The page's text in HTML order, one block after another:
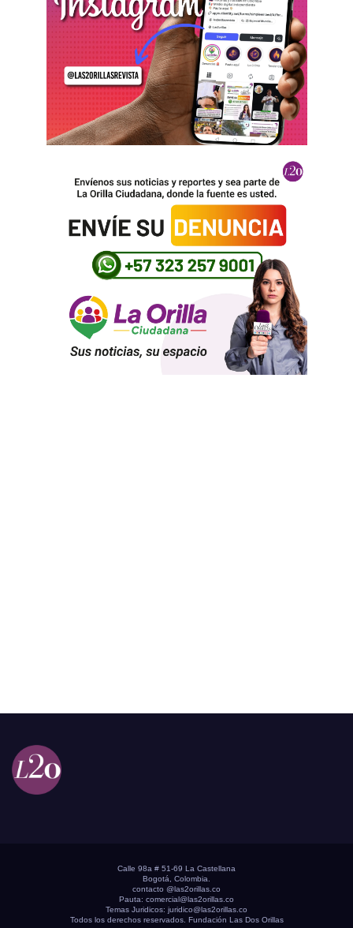
Calle 98a # 51-69 La Castellana
Bogotá, Colombia.
contacto @las2orillas.co
Pauta: comercial@las2orillas.co
Temas Juridicos: juridico@las2orillas.co
Todos los derechos reservados. Fundación Las Dos Orillas